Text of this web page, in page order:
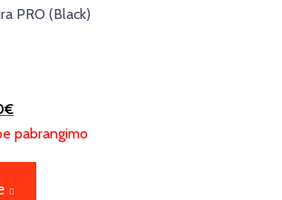
PRO (Black)
€
pabrangimo